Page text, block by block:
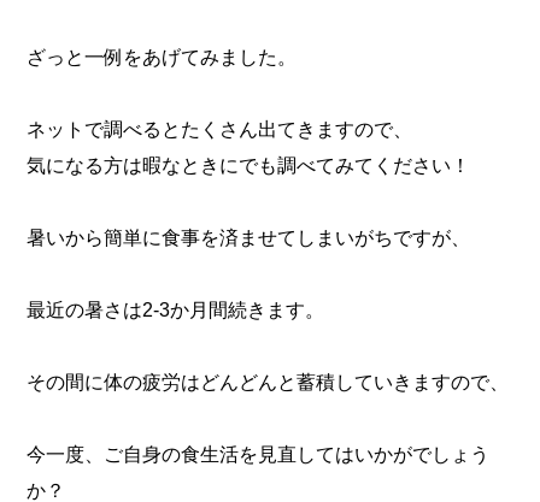
ざっと一例をあげてみました。
ネットで調べるとたくさん出てきますので、
気になる方は暇なときにでも調べてみてください！
暑いから簡単に食事を済ませてしまいがちですが、
最近の暑さは2-3か月間続きます。
その間に体の疲労はどんどんと蓄積していきますので、
今一度、ご自身の食生活を見直してはいかがでしょう
か？